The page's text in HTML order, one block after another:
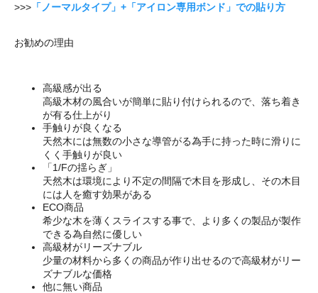
>>> 「ノーマルタイプ」+「アイロン専用ボンド」での貼り方
お勧めの理由
高級感が出る
高級木材の風合いが簡単に貼り付けられるので、落ち着き
が有る仕上がり
手触りが良くなる
天然木には無数の小さな導管がる為手に持った時に滑りに
くく手触りが良い
「1/Fの揺らぎ」
天然木は環境により不定の間隔で木目を形成し、その木目
には人を癒す効果がある
ECO商品
希少な木を薄くスライスする事で、より多くの製品が製作
できる為自然に優しい
高級材がリーズナブル
少量の材料から多くの商品が作り出せるので高級材がリー
ズナブルな価格
他に無い商品